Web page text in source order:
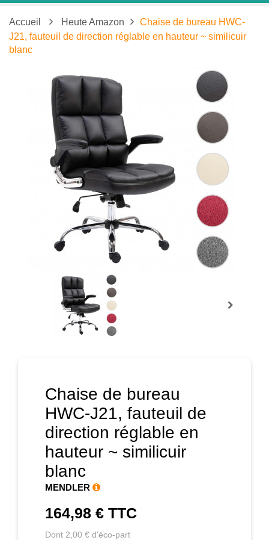
Accueil Heute Amazon
Chaise de bureau HWC-
J21, fauteuil de direction réglable en hauteur ~ similicuir
blanc
Chaise de bureau
HWC-J21, fauteuil de
direction réglable en
hauteur ~ similicuir
blanc
MENDLER
164,98 € TTC
Dont 2,00 € d'éco-part